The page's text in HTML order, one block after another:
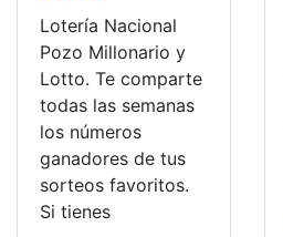
Lotería Nacional
Pozo Millonario y
Lotto. Te comparte
todas las semanas
los números
ganadores de tus
sorteos favoritos.
Si tienes